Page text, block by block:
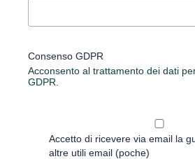
Consenso GDPR
Acconsento al trattamento dei dati
GDPR.
Accetto di ricevere via email la
altre utili email (poche)